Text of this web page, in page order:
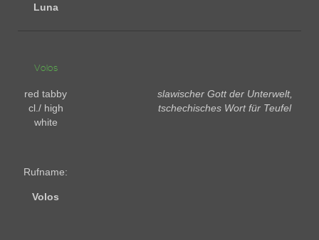
Luna
Volos
red tabby
cl./ high
white
Rufname:
Volos
slawischer Gott der Unterwelt,
tschechisches Wort für Teufel